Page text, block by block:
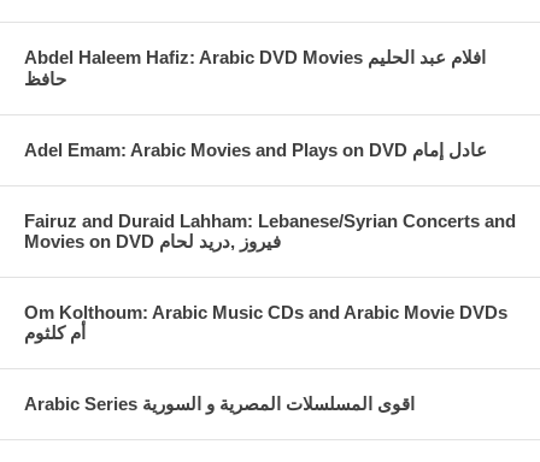
Abdel Haleem Hafiz: Arabic DVD Movies افلام عبد الحليم
حافظ
Fairuz and Duraid Lahham: Lebanese/Syrian Concerts and
Movies on DVD فيروز ,دريد لحام
Om Kolthoum: Arabic Music CDs and Arabic Movie DVDs
أم كلثوم
Arabic Series اقوى المسلسلات المصرية و السورية